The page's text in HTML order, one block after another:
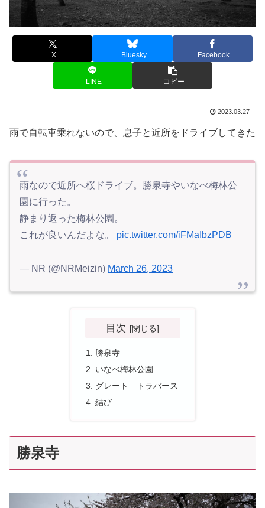
X Bluesky Facebook
LINE コピー
2023.03.27
雨で自転車乗れないので、息子と近所をドライブしてきた
雨なので近所へ桜ドライブ。勝泉寺やいなべ梅林公
園に行った。
静まり返った梅林公園。
これが良いんだよな。 pic.twitter.com/iFMaIbzPDB
— NR (@NRMeizin) March 26, 2023
目次
勝泉寺
いなべ梅林公園
グレート トラバース
結び
勝泉寺